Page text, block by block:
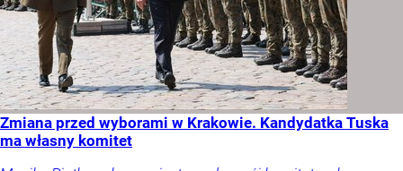
Zmiana przed wyborami w Krakowie. Kandydatka Tuska
ma własny komitet